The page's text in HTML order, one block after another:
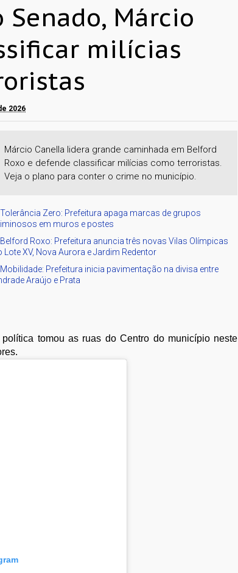
Márcio
milícias
2026
Márcio Canella lidera grande caminhada em Belford
Roxo e defende classificar milícias como terroristas.
Veja o plano para conter o crime no município.
Tolerância Zero: Prefeitura apaga marcas de grupos
em muros e postes
Belford Roxo: Prefeitura anuncia três novas Vilas Olímpicas
Lote XV, Nova Aurora e Jardim Redentor
Mobilidade: Prefeitura inicia pavimentação na divisa entre
Araújo e Prata
tomou as ruas do Centro do município neste